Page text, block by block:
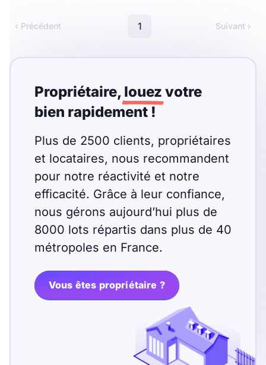
Montant du loyer
€
Nombre de pièces
T1 T1 bis
T3 T4 T5
T7 T8 T9
T10 T11 T12
T14 T15
T16
‹ Précédent 1 Suivant ›
Propriétaire, louez votre
bien rapidement !
Plus de 2500 clients, propriétaires
et locataires, nous recommandent
pour notre réactivité et notre
efficacité. Grâce à leur confiance,
nous gérons aujourd’hui plus de
8000 lots répartis dans plus de 40
métropoles en France.
Vous êtes propriétaire ?